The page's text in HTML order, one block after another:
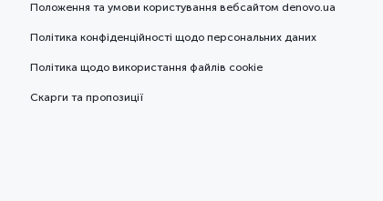
Положення та умови користування вебсайтом denovo.ua
Політика конфіденційності щодо персональних даних
Політика щодо використання файлів cookie
Скарги та пропозиції